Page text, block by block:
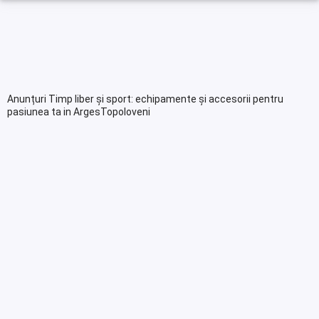
Anunțuri Timp liber și sport: echipamente și accesorii pentru
pasiunea ta in ArgesTopoloveni